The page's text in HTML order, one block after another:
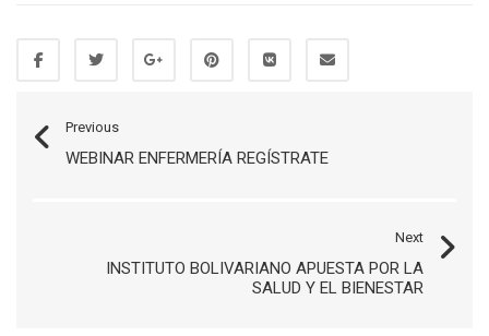
Previous
WEBINAR ENFERMERÍA REGÍSTRATE
Next
INSTITUTO BOLIVARIANO APUESTA POR LA
SALUD Y EL BIENESTAR